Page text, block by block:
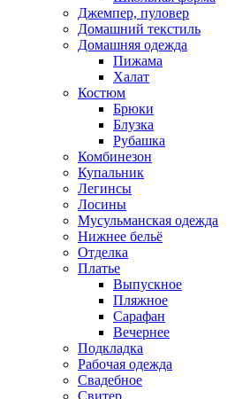
Джемпер, пуловер
Домашний текстиль
Домашняя одежда
Пижама
Халат
Костюм
Брюки
Блузка
Рубашка
Комбинезон
Купальник
Легинсы
Лосины
Мусульманская одежда
Нижнее бельё
Отделка
Платье
Выпускное
Пляжное
Сарафан
Вечернее
Подкладка
Рабочая одежда
Свадебное
Свитер